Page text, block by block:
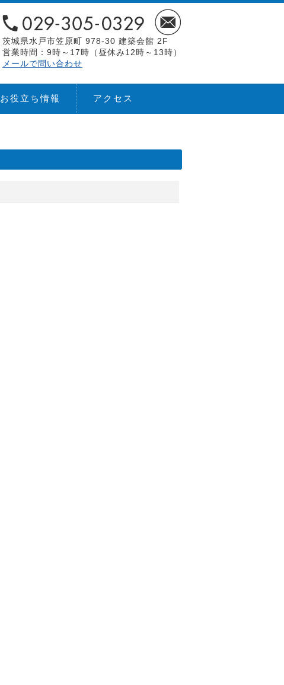
茨城県水戸市笠原町 978-30 建築会館 2F
営業時間：9時～17時（昼休み12時～13時）
メールで問い合わせ
お役立ち情報 アクセス